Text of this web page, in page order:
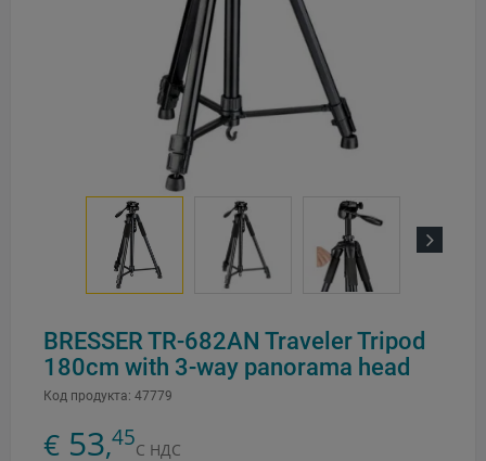
BRESSER TR-682AN Traveler Tripod
180cm with 3-way panorama head
Код продукта: 47779
€ 53,45С НДС